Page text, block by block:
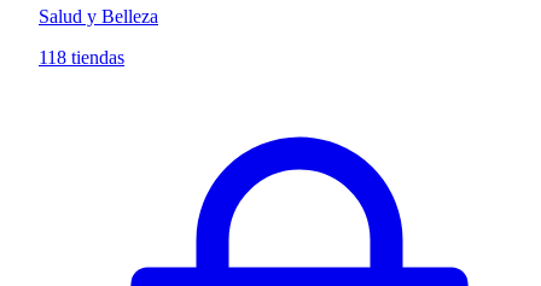
Salud y Belleza
118 tiendas